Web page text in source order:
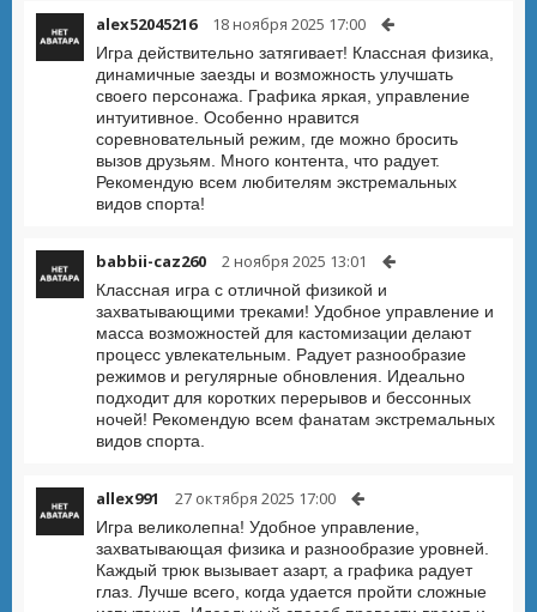
alex52045216 18 ноября 2025 17:00
Игра действительно затягивает! Классная физика,
динамичные заезды и возможность улучшать
своего персонажа. Графика яркая, управление
интуитивное. Особенно нравится
соревновательный режим, где можно бросить
вызов друзьям. Много контента, что радует.
Рекомендую всем любителям экстремальных
видов спорта!
babbii-caz260 2 ноября 2025 13:01
Классная игра с отличной физикой и
захватывающими треками! Удобное управление и
масса возможностей для кастомизации делают
процесс увлекательным. Радует разнообразие
режимов и регулярные обновления. Идеально
подходит для коротких перерывов и бессонных
ночей! Рекомендую всем фанатам экстремальных
видов спорта.
allex991 27 октября 2025 17:00
Игра великолепна! Удобное управление,
захватывающая физика и разнообразие уровней.
Каждый трюк вызывает азарт, а графика радует
глаз. Лучше всего, когда удается пройти сложные